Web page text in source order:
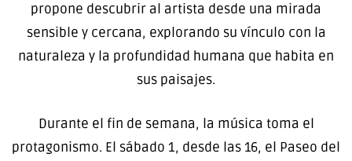
propone descubrir al artista desde una mirada
sensible y cercana, explorando su vínculo con la
naturaleza y la profundidad humana que habita en
sus paisajes.
Durante el fin de semana, la música toma el
protagonismo. El sábado 1, desde las 16, el Paseo del